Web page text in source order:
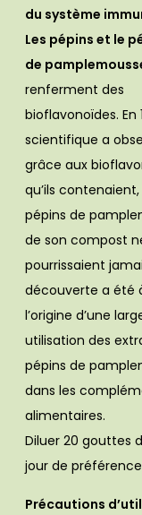
du système
Les pépins et le
de
renferment des
bioflavonoïdes. En
scientifique a
grâce aux
qu’ils contenaient,
pépins de
de son compost
pourrissaient
découverte a été
l’origine d’une
utilisation des
pépins de
dans les
alimentaires.
Diluer 20 gouttes
jour de
Précautions